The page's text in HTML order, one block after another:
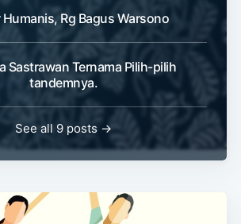
Humanis, Rg Bagus Warsono
Sastrawan Ternama Pilih-pilih
tandemnya.
See all 9 posts →